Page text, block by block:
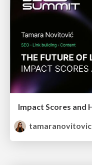
tamaranovitovic